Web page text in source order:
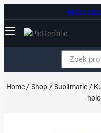
to
content
Gratis
Zoek
naar:
Home / Shop / Sublimatie /